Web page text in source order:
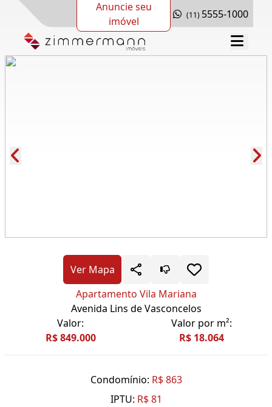
Anuncie seu
imóvel
(11) 5555-1000
Ver Mapa
Apartamento Vila Mariana
Avenida Lins de Vasconcelos
Valor:
R$ 849.000
Valor por m²:
R$ 18.064
Condomínio: R$ 863
IPTU: R$ 81